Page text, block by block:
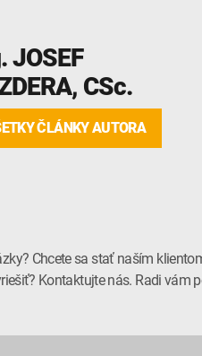
JOSEF
, CSc.
ČLÁNKY AUTORA
Chcete sa stať naším
Kontaktujte nás. Radi vám